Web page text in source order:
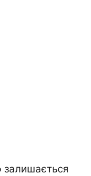
залишається